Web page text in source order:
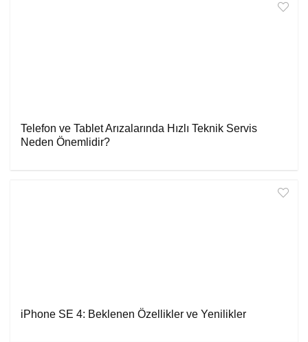
Telefon ve Tablet Arızalarında Hızlı Teknik Servis
Neden Önemlidir?
iPhone SE 4: Beklenen Özellikler ve Yenilikler